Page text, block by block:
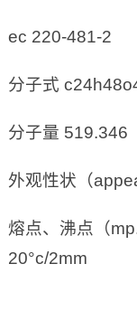
ec 220-481-2
分子式
分子量 519.346
外观性状（
熔点、沸点（
20°c/2mm